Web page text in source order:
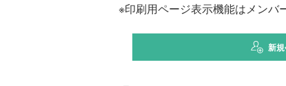
※印刷用ページ表示機能はメンバ
新